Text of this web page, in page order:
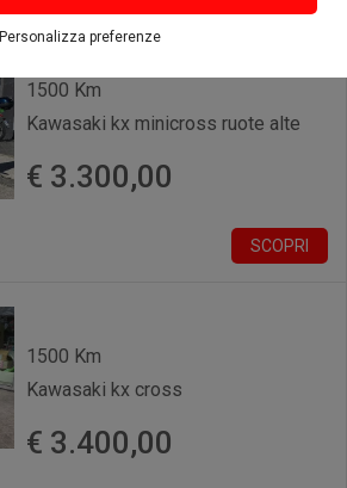
Personalizza preferenze
1500 Km
Kawasaki kx minicross ruote alte
€ 3.300,00
SCOPRI
1500 Km
Kawasaki kx cross
€ 3.400,00